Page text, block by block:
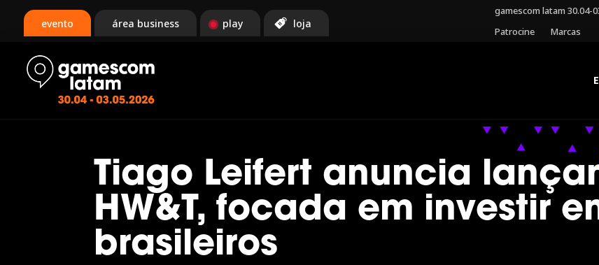
evento área business play loja
gamescom latam 30.04-
Patrocine
Marcas
Tiago Leifert anuncia
HW&T, focada em investir
brasileiros